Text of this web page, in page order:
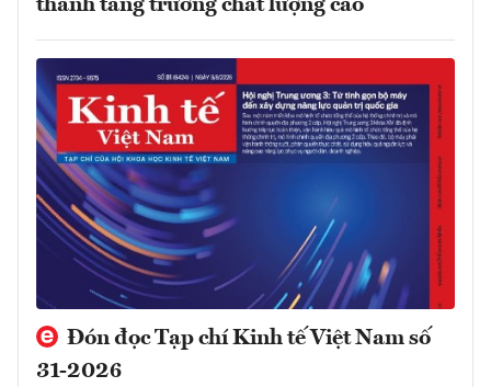
thành tăng trưởng chất lượng cao
Đón đọc Tạp chí Kinh tế Việt Nam số
31-2026